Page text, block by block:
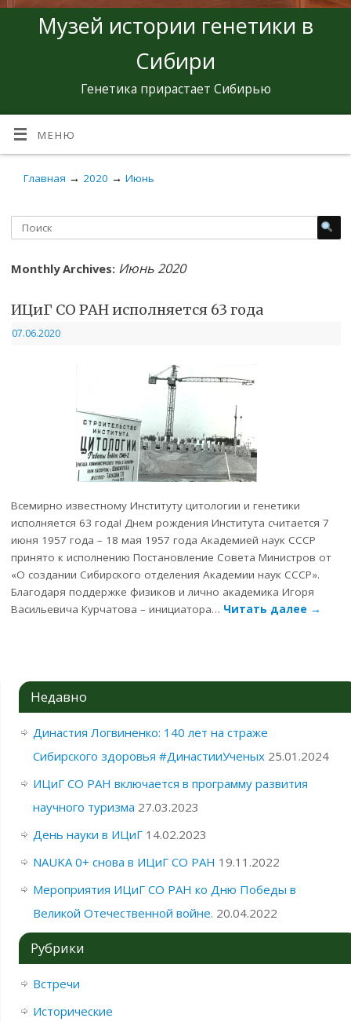
Музей истории генетики в
Сибири
Генетика прирастает Сибирью
МЕНЮ
Главная → 2020 → Июнь
Monthly Archives: Июнь 2020
ИЦиГ СО РАН исполняется 63 года
07.06.2020
Всемирно известному Институту цитологии и генетики
исполняется 63 года! Днем рождения Института считается 7
июня 1957 года – 18 мая 1957 года Академией наук СССР
принято к исполнению Постановление Совета Министров от
«О создании Сибирского отделения Академии наук СССР».
Благодаря поддержке физиков и лично академика Игоря
Васильевича Курчатова – инициатора… Читать далее →
Недавно
Династия Логвиненко: 140 лет на страже
Сибирского здоровья #ДинастииУченых 25.01.2024
ИЦиГ СО РАН включается в программу развития
научного туризма 27.03.2023
День науки в ИЦиГ 14.02.2023
NAUKA 0+ снова в ИЦиГ СО РАН 19.11.2022
Мероприятия ИЦиГ СО РАН ко Дню Победы в
Великой Отечественной войне. 20.04.2022
Рубрики
Встречи
Исторические